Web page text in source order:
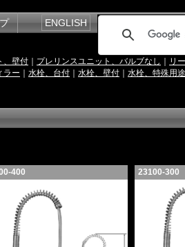
ENGLISH
、壁付 プレリンスユニット、バルブなし リ
ラー 水栓、台付 水栓、壁付 水栓、特殊用途
400 23100-300